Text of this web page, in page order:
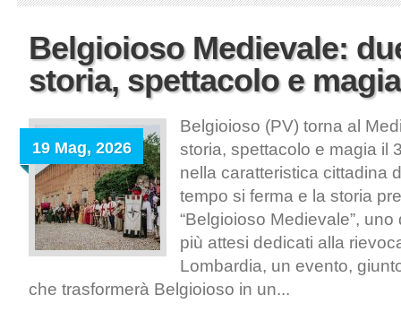
Belgioioso Medievale:
storia, spettacolo e magia
19 Mag, 2026
Belgioioso (PV) torna al
storia, spettacolo e magia il
nella caratteristica cittadina
tempo si ferma e la storia
“Belgioioso Medievale”,
più attesi dedicati alla
Lombardia, un evento,
che trasformerà Belgioioso in un...